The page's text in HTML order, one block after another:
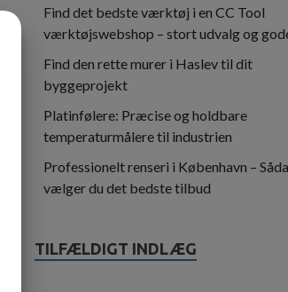
Find det bedste værktøj i en CC Tool
værktøjswebshop – stort udvalg og
Find den rette murer i Haslev til dit
byggeprojekt
Platinfølere: Præcise og holdbare
temperaturmålere til industrien
Professionelt renseri i København –
vælger du det bedste tilbud
TILFÆLDIGT INDLÆG